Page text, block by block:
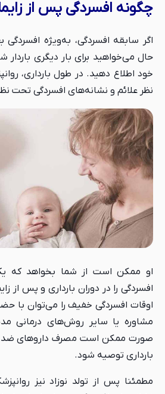
چگونه افسردگی پس از
اگر سابقه افسردگی، به‌ویژه افسردگی
حال می‌خواهید برای بار دیگری باردار
خود اطلاع دهید. در طول بارداری،
نظر علائم و نشانه‌های افسردگی تحت
او ممکن است از شما بخواهد که
افسردگی را در دوران بارداری و پس از
اوقات افسردگی خفیف را می‌توان با
مشاوره یا سایر روش‌های درمانی
صورت ممکن است مصرف داروهای ضد
بارداری توصیه شود.
مطمئنا پس از تولد نوزاد نیز